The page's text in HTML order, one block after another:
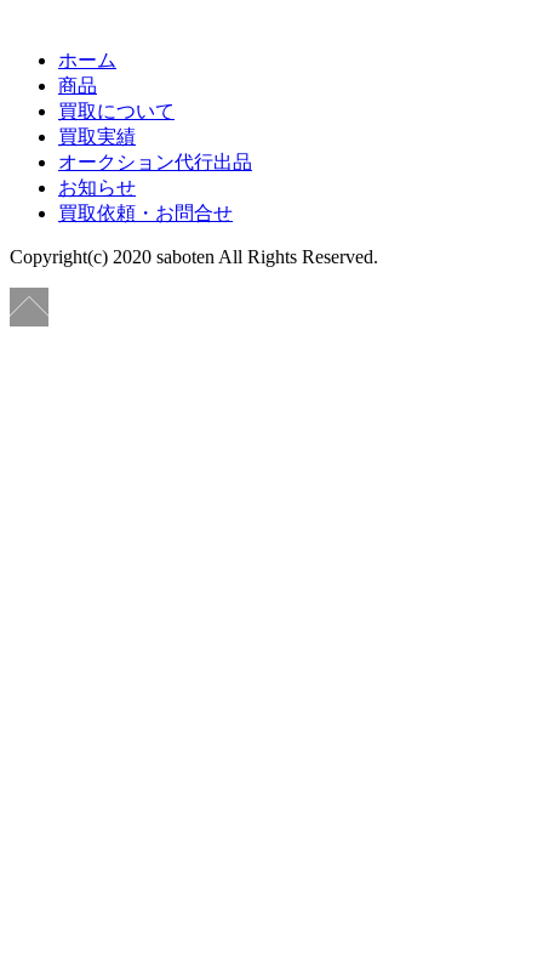
ホーム
商品
買取について
買取実績
オークション代行出品
お知らせ
買取依頼・お問合せ
Copyright(c) 2020 saboten All Rights Reserved.